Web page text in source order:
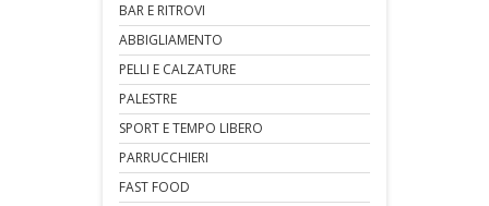
BAR E RITROVI
ABBIGLIAMENTO
PELLI E CALZATURE
PALESTRE
SPORT E TEMPO LIBERO
PARRUCCHIERI
FAST FOOD